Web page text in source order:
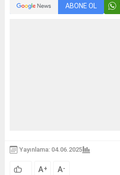
ABONE OL
Yayınlama: 04.06.2025
A+ A-